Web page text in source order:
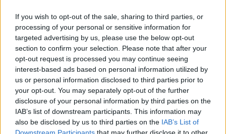
If you wish to opt-out of the sale, sharing to third parties, or
processing of your personal or sensitive information for
targeted advertising by us, please use the below opt-out
section to confirm your selection. Please note that after your
opt-out request is processed you may continue seeing
interest-based ads based on personal information utilized by
us or personal information disclosed to third parties prior to
your opt-out. You may separately opt-out of the further
disclosure of your personal information by third parties on the
IAB’s list of downstream participants. This information may
also be disclosed by us to third parties on the IAB’s List of
Downstream Participants that may further disclose it to other